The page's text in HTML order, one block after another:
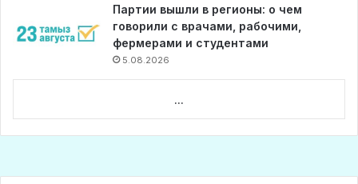
Партии вышли в регионы: о чем
говорили с врачами, рабочими,
фермерами и студентами
5.08.2026
...